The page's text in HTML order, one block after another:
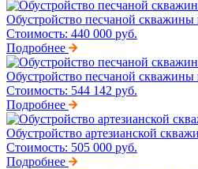
Обустройство песчаной скважины
Стоимость: 440 000 руб.
Подробнее
Обустройство песчаной скважины
Стоимость: 544 142 руб.
Подробнее
Обустройство артезианской
Стоимость: 505 000 руб.
Подробнее